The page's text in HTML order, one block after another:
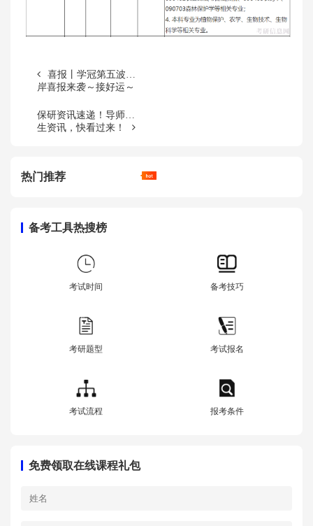
喜报丨学冠第五波上
岸喜报来袭～接好运～
保研资讯速递！导师招
生资讯，快看过来！
热门推荐
备考工具热搜榜
考试时间 备考技巧
考研题型 考试报名
考试流程 报考条件
免费领取在线课程礼包